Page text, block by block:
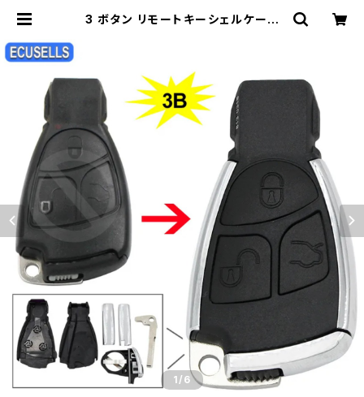
3 ボタン リモートキーシェルケース
セサリーやパーツの事なら3万点以上
揃う「成幸商店」
1 /6